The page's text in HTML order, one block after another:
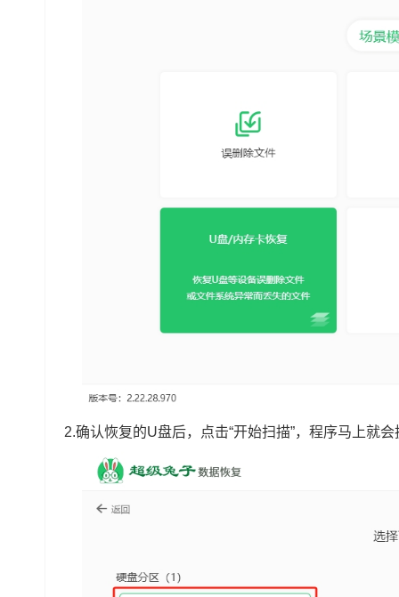
2.确认恢复的U盘后，点击“开始扫描”，程序马上就